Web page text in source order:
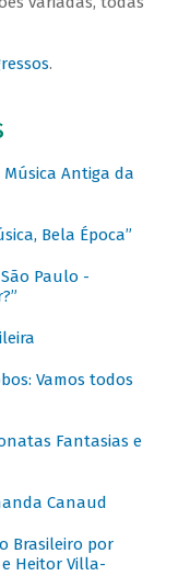
.
Antiga da
Bela Época”
Paulo -
Vamos todos
Fantasias e
Canaud
Brasileiro por
Heitor Villa-